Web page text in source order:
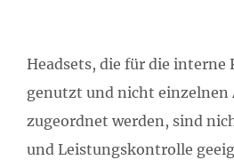
Headsets, die für die
genutzt und nicht
zugeordnet werden, sind
und Leistungskontrolle